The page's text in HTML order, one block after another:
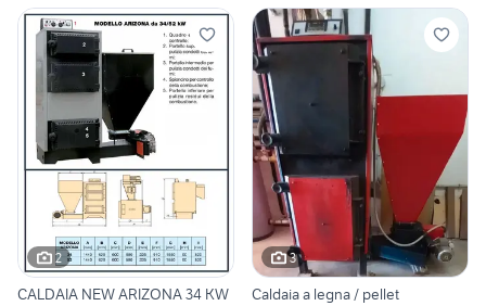
2
CALDAIA NEW ARIZONA 34 KW
3
Caldaia a legna / pellet